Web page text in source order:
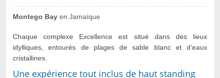
Montego Bay en Jamaïque
Chaque complexe Excellence est situé dans des lieux
idylliques, entourés de plages de sable blanc et d’eaux
cristallines.
Une expérience tout inclus de haut standing